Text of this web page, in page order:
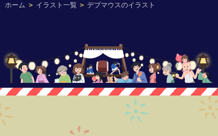
ホーム > イラスト一覧 > デブマウスのイラスト